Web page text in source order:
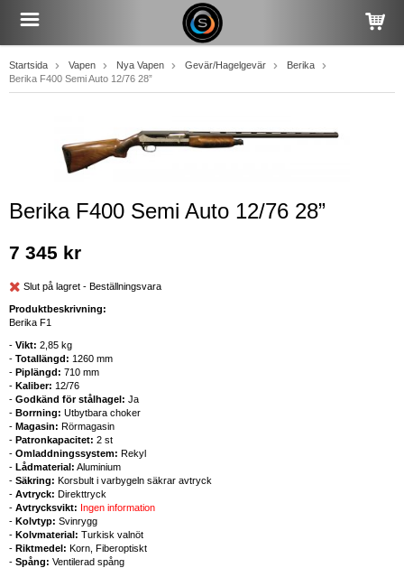
Startsida Vapen Nya Vapen Gevär/Hagelgevär
Berika
Berika F400 Semi Auto 12/76 28”
Berika F400 Semi Auto 12/76 28”
7 345 kr
Slut på lagret - Beställningsvara
Produktbeskrivning:
Berika F1
- Vikt: 2,85 kg
- Totallängd: 1260 mm
- Piplängd: 710 mm
- Kaliber: 12/76
- Godkänd för stålhagel: Ja
- Borrning: Utbytbara choker
- Magasin: Rörmagasin
- Patronkapacitet: 2 st
- Omladdningssystem: Rekyl
- Lådmaterial: Aluminium
- Säkring: Korsbult i varbygeln säkrar avtryck
- Avtryck: Direkttryck
- Avtrycksvikt: Ingen information
- Kolvtyp: Svinrygg
- Kolvmaterial: Turkisk valnöt
- Riktmedel: Korn, Fiberoptiskt
- Spång: Ventilerad spång